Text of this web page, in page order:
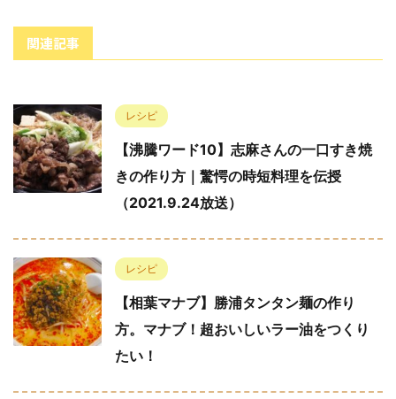
関連記事
レシピ
【沸騰ワード10】志麻さんの一口すき焼
きの作り方｜驚愕の時短料理を伝授
（2021.9.24放送）
レシピ
【相葉マナブ】勝浦タンタン麺の作り
方。マナブ！超おいしいラー油をつくり
たい！